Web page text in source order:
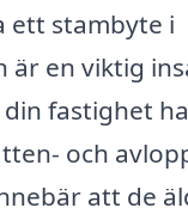
ett stambyte i
är en viktig
fastighet
och
att de